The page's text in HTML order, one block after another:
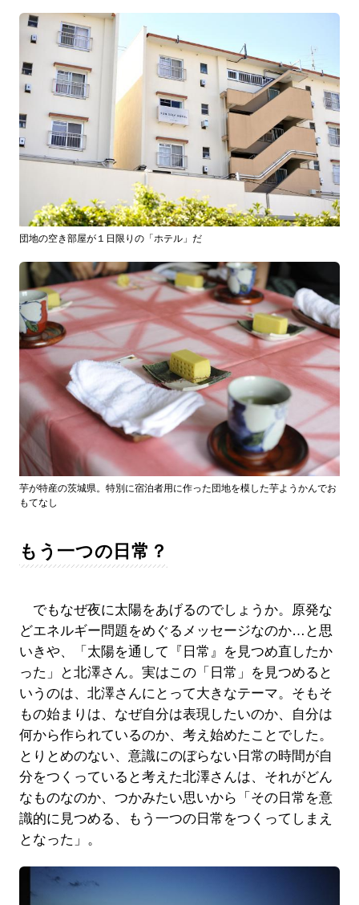
団地の空き部屋が１日限りの「ホテル」だ
芋が特産の茨城県。特別に宿泊者用に作った団地を模した芋ようかんでお
もてなし
もう一つの日常？
でもなぜ夜に太陽をあげるのでしょうか。原発な
どエネルギー問題をめぐるメッセージなのか…と思
いきや、「太陽を通して『日常』を見つめ直したか
った」と北澤さん。実はこの「日常」を見つめると
いうのは、北澤さんにとって大きなテーマ。そもそ
もの始まりは、なぜ自分は表現したいのか、自分は
何から作られているのか、考え始めたことでした。
とりとめのない、意識にのぼらない日常の時間が自
分をつくっていると考えた北澤さんは、それがどん
なものなのか、つかみたい思いから「その日常を意
識的に見つめる、もう一つの日常をつくってしまえ
となった」。